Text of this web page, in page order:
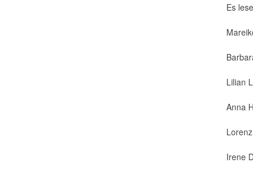
Es
Lilian
Anna
Irene